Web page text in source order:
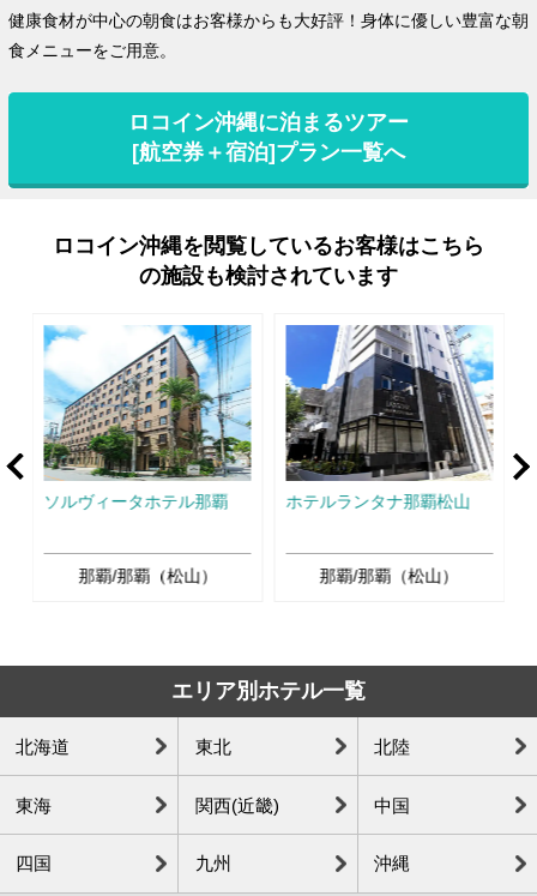
健康食材が中心の朝食はお客様からも大好評！身体に優しい豊富な朝
食メニューをご用意。
ロコイン沖縄に泊まるツアー
[航空券＋宿泊]プラン一覧へ
ロコイン沖縄を閲覧しているお客様はこちら
の施設も検討されています
ソルヴィータホテル那覇
那覇/那覇（松山）
ホテルランタナ那覇松山
那覇/那覇（松山）
エリア別ホテル一覧
北海道 東北 北陸
東海 関西(近畿) 中国
四国 九州 沖縄